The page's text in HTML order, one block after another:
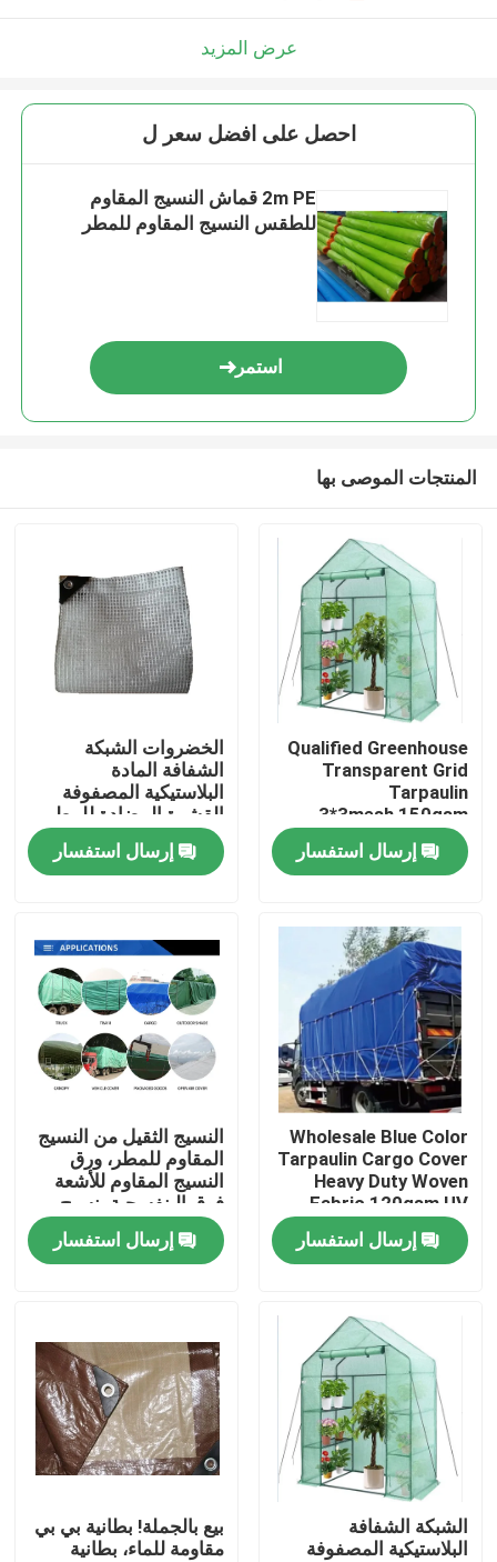
المنتجات
حول بنا
ضبط الجودة
اتصل بنا
طلب اقتباس
Russian website
الستار المغناطيسي للباب
شاشة النافذة
شبكة ظلال PE
عرض المزيد
احصل على افضل سعر ل
2m PE قماش النسيج المقاوم
للطقس النسيج المقاوم للمطر
استمر
المنتجات الموصى بها
Qualified Greenhouse
Transparent Grid
Tarpaulin
3*3mesh,150gsm
Warm Keep Tarpaulin
Sheet إرسال استفسار
الخضروات الشبكة
الشفافة المادة
البلاستيكية المصفوفة
القشرة المضادة للمطر
القشرة القشرة الثقيلة
القشرةإرسال استفسار
Wholesale Blue Color
Tarpaulin Cargo Cover
Heavy Duty Woven
Fabric 120gsm,UV
Resist Garden Cover
Sheet,Pool Fabric
إرسال استفسار
النسيج الثقيل من النسيج
المقاوم للمطر، ورق
النسيج المقاوم للأشعة
فوق البنفسجية، نسيج
غطاء الشاحنة
إرسال استفسار
الشبكة الشفافة
البلاستيكية المصفوفة
بيع بالجملة! بطانية بي بي
مقاومة للماء، بطانية